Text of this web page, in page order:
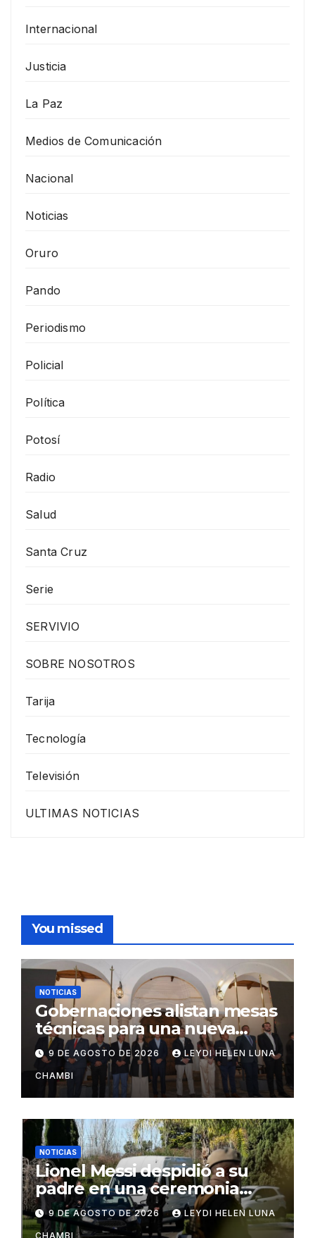
Internacional
Justicia
La Paz
Medios de Comunicación
Nacional
Noticias
Oruro
Pando
Periodismo
Policial
Política
Potosí
Radio
Salud
Santa Cruz
Serie
SERVIVIO
SOBRE NOSOTROS
Tarija
Tecnología
Televisión
ULTIMAS NOTICIAS
You missed
NOTICIAS
Gobernaciones alistan mesas
técnicas para una nueva
distribución tributaria
9 DE AGOSTO DE 2026 LEYDI HELEN LUNA
CHAMBI
NOTICIAS
Lionel Messi despidió a su
padre en una ceremonia
íntima en Rosario
9 DE AGOSTO DE 2026 LEYDI HELEN LUNA
CHAMBI